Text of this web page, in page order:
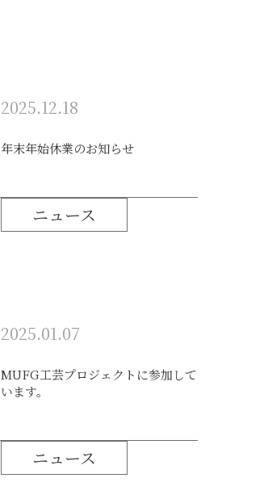
2025.12.18
年末年始休業のお知らせ
ニュース
2025.01.07
MUFG工芸プロジェクトに参加して
います。
ニュース